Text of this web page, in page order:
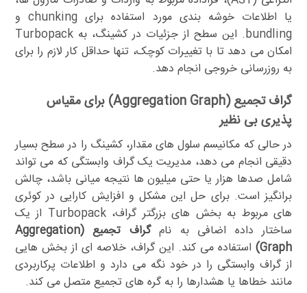
یا اطلاعات خوشه بندی مورد استفاده برای chunking و
bundling. این سطح از جزئیات در کشینگ، به Turbopack
امکان می دهد تا با تغییرات کوچک، تنها حداقل کار لازم را برای
به روزرسانی خروجی انجام دهد.
گراف تجمیع (Aggregation Graph) برای مقیاس
پذیری بی نظیر
در حالی که مکانیسم سلول های مقدار، کشینگ را در سطح بسیار
دقیقی انجام می دهد، مدیریت یک گراف وابستگی که می تواند
شامل صدها هزار یا حتی میلیون ها نتیجه میانی باشد، چالش
برانگیز است. برای حل این مشکل و افزایش کارایی در کوئری
های مربوط به بخش های بزرگتر گراف، Turbopack از یک
ساختار داده اضافی به نام
گراف تجمیع (Aggregation
Graph) استفاده می کند. این گراف، خلاصه ای از بخش هایی
از گراف وابستگی را در خود نگه می دارد و اطلاعات پرکاربردی
مانند خطاها یا هشدارها را به گره های تجمیع متصل می کند.